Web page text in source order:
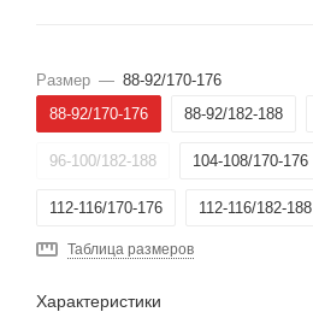
Размер — 88-92/170-176
88-92/170-176
88-92/182-188
96-100/182-188 104-108/170-176
112-116/170-176 112-116/182-188
Таблица размеров
Характеристики